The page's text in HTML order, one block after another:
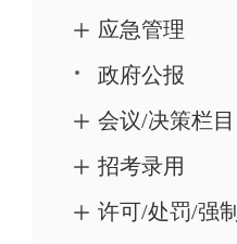
应急管理
政府公报
会议/决策栏目
招考录用
许可/处罚/强制